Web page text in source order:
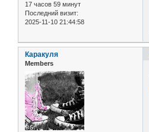
17 часов 59 минут
Последний визит:
2025-11-10 21:44:58
Каракуля
Members